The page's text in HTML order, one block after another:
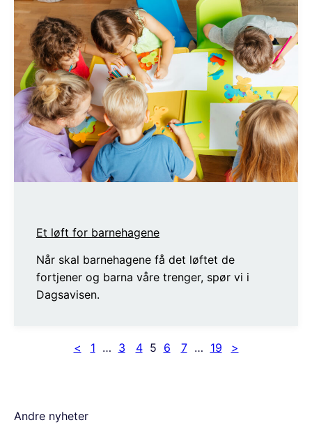
Et løft for barnehagene
Når skal barnehagene få det løftet de
fortjener og barna våre trenger, spør vi i
Dagsavisen.
< 1 … 3 4 5 6 7 … 19 >
Andre nyheter